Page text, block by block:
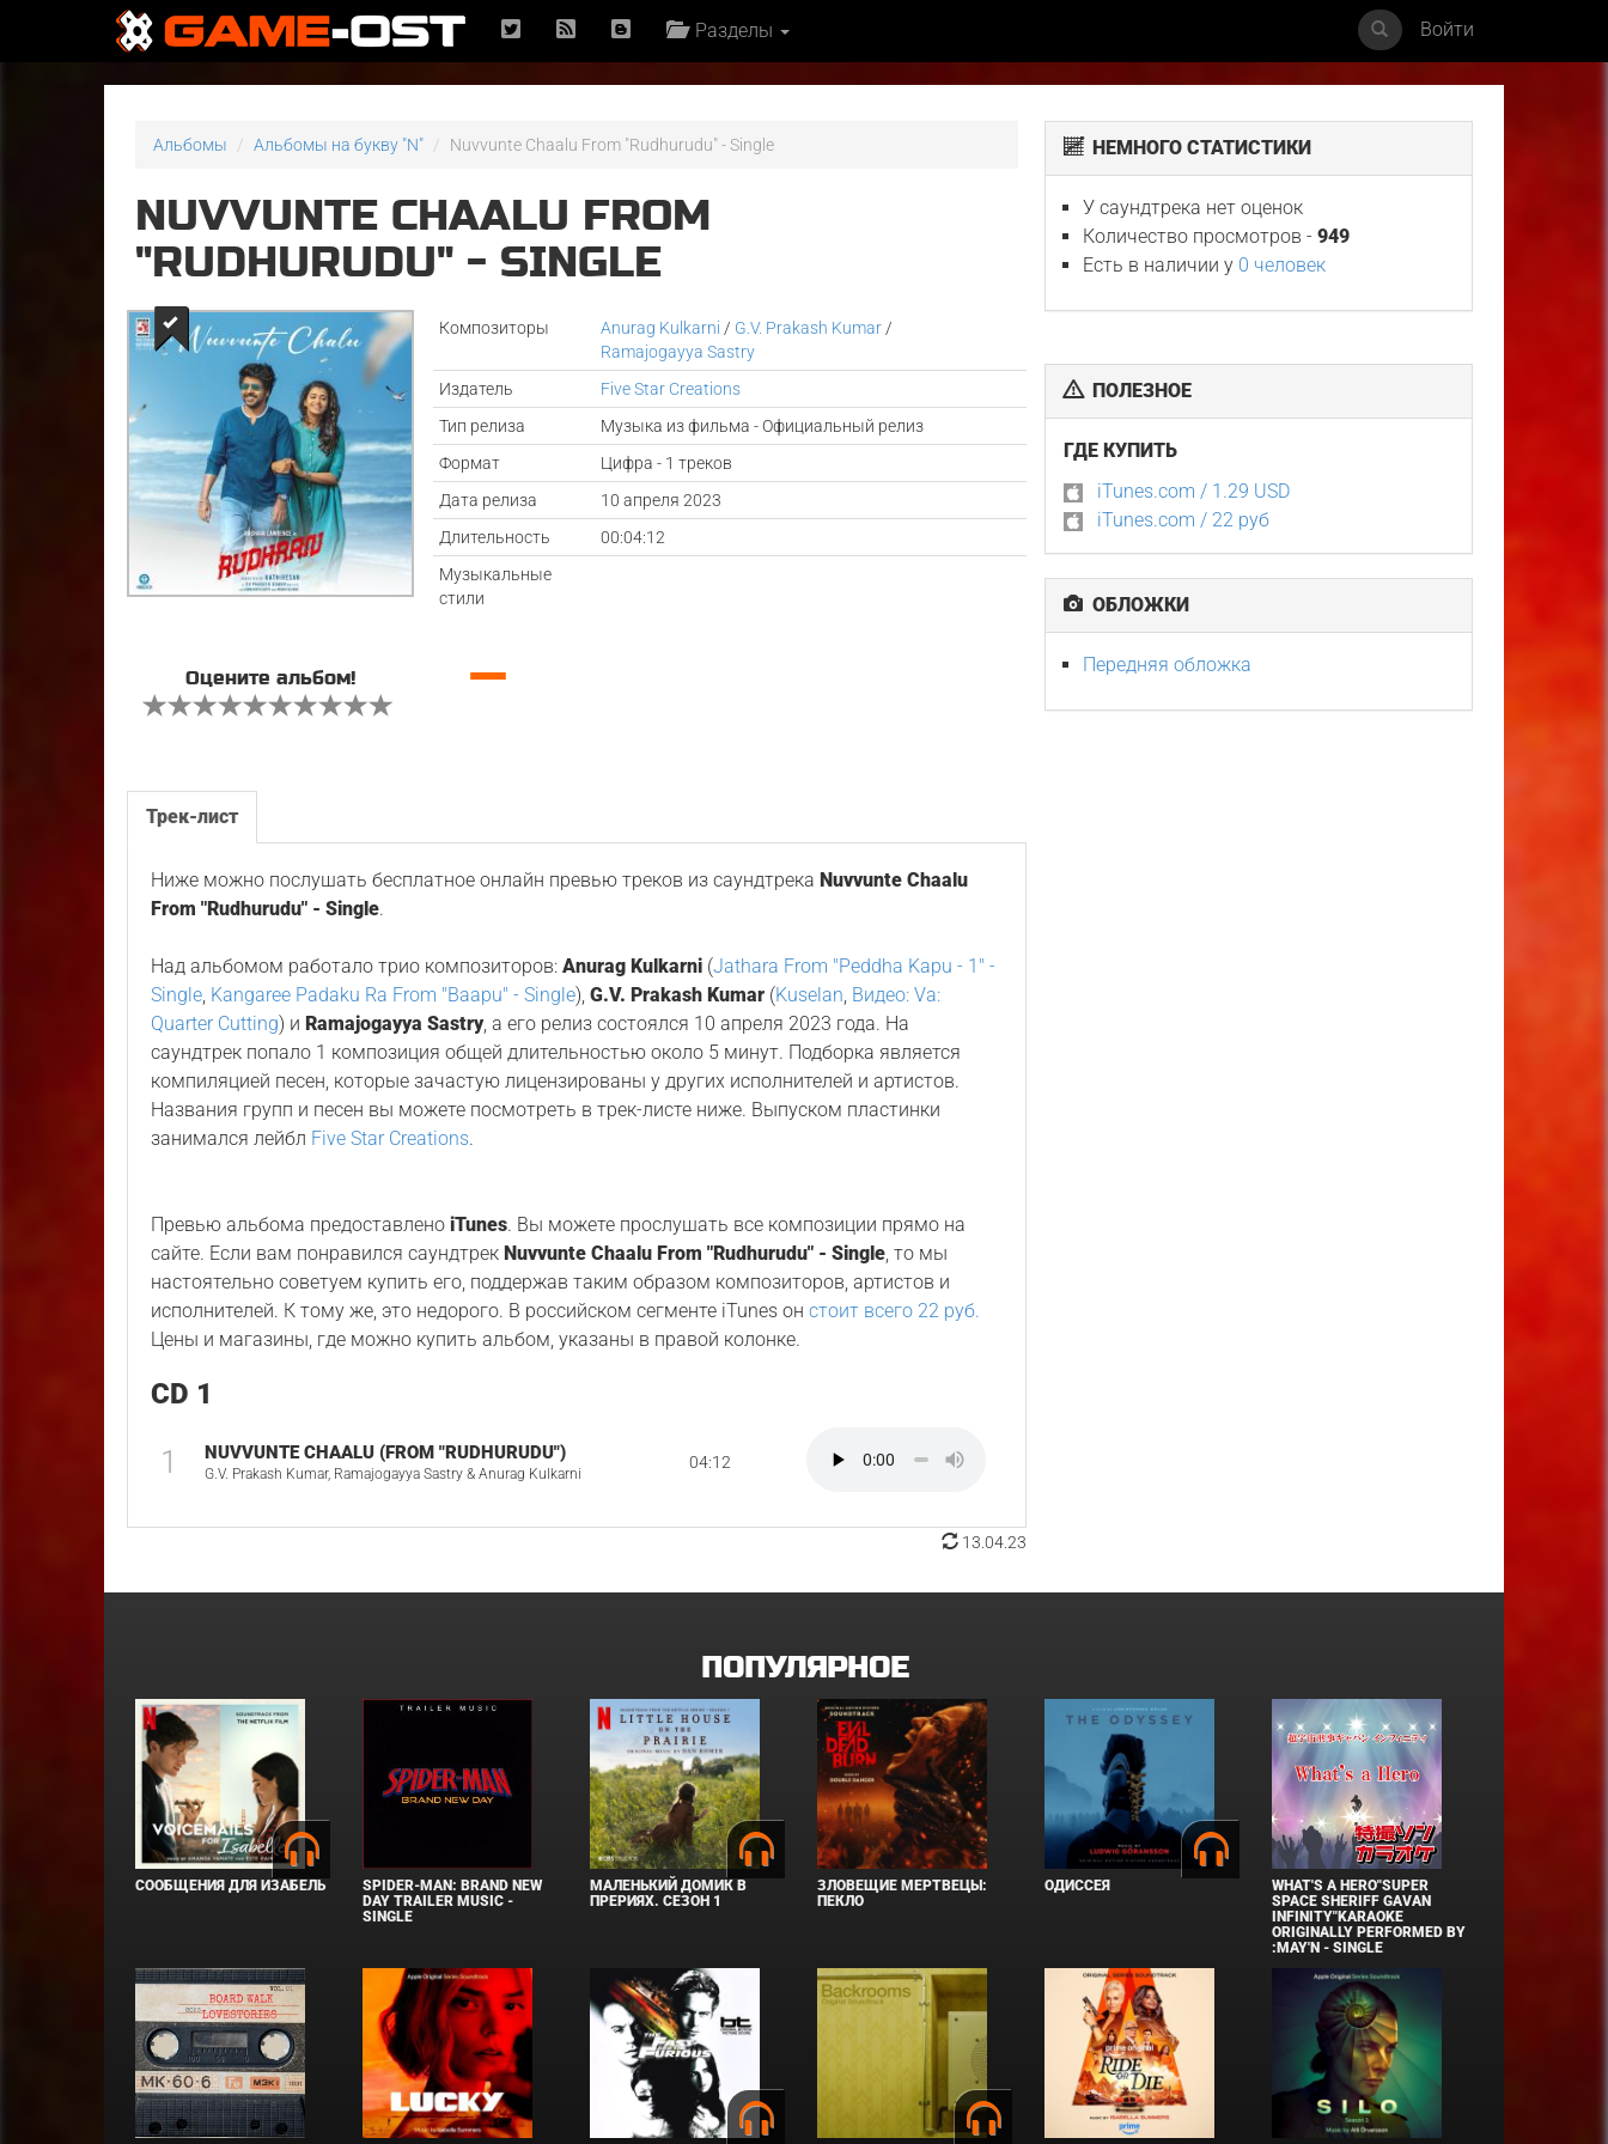
Разделы Войти
Альбомы Альбомы на букву "N" Nuvvunte Chaalu From "Rudhurudu" - Single
NUVVUNTE CHAALU FROM
"RUDHURUDU" - SINGLE
Композиторы Anurag Kulkarni / G.V. Prakash Kumar/
Ramajogayya Sastry
Издатель
Five Star Creations
Тип релиза
Музыка из фильма - Официальный релиз
Формат
Цифра - 1 треков
Дата релиза
10 апреля 2023
Длительность
00:04:12
Музыкальные
стили
Оцените альбом! —
Трек-лист
Ниже можно послушать бесплатное онлайн превью треков из саундтрекаNuvvunte Chaalu
From "Rudhurudu" - Single.
Над альбомом работало трио композиторов:Anurag Kulkarni (Jathara From "Peddha Kapu - 1" -
Single, Kangaree Padaku Ra From "Baapu" - Single),G.V. Prakash Kumar (Kuselan, Видео: Va:
Quarter Cutting) иRamajogayya Sastry, а его релиз состоялся 10 апреля 2023 года. На
саундтрек попало 1 композиция общей длительностью около 5 минут. Подборка является
компиляцией песен, которые зачастую лицензированы у других исполнителей и артистов.
Названия групп и песен вы можете посмотреть в трек-листе ниже. Выпуском пластинки
занимался лейбл Five Star Creations.
Превью альбома предоставленоiTunes. Вы можете прослушать все композиции прямо на
сайте. Если вам понравился саундтрекNuvvunte Chaalu From "Rudhurudu" - Single, то мы
настоятельно советуем купить его, поддержав таким образом композиторов, артистов и
исполнителей. К тому же, это недорого. В российском сегменте iTunes онстоит всего 22 руб.
Цены и магазины, где можно купить альбом, указаны в правой колонке.
CD 1
1 NUVVUNTE CHAALU (FROM "RUDHURUDU")
G.V. Prakash Kumar, Ramajogayya Sastry & Anurag Kulkarni
04:12
13.04.23
НЕМНОГО СТАТИСТИКИ
У саундтрека нет оценок
Количество просмотров -949
Есть в наличии у 0 человек
ПОЛЕЗНОЕ
ГДЕ КУПИТЬ
iTunes.com / 1.29 USD
iTunes.com / 22 руб
ОБЛОЖКИ
Передняя обложка
ПОПУЛЯРНОЕ
СООБЩЕНИЯ ДЛЯ ИЗАБЕЛЬ
SPIDER-MAN: BRAND NEW
DAY TRAILER MUSIC -
SINGLE
МАЛЕНЬКИЙ ДОМИК В
ПРЕРИЯХ. СЕЗОН 1
ЗЛОВЕЩИЕ МЕРТВЕЦЫ:
ПЕКЛО
ОДИССЕЯ
WHAT'S A HERO"SUPER
SPACE SHERIFF GAVAN
INFINITY"KARAOKE
ORIGINALLY PERFORMED BY
:MAY'N - SINGLE